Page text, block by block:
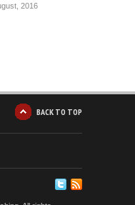
2016
BACK TO TOP